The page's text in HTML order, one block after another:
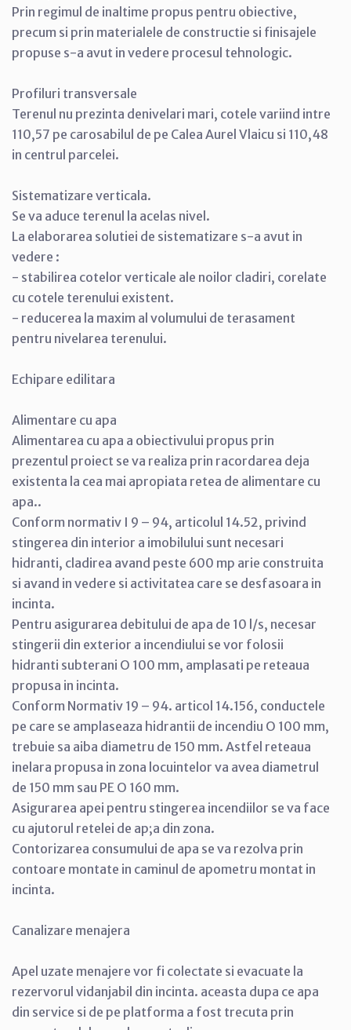
Prin regimul de inaltime propus pentru obiective,
precum si prin materialele de constructie si finisajele
propuse s-a avut in vedere procesul tehnologic.
Profiluri transversale
Terenul nu prezinta denivelari mari, cotele variind intre
110,57 pe carosabilul de pe Calea Aurel Vlaicu si 110,48
in centrul parcelei.
Sistematizare verticala.
Se va aduce terenul la acelas nivel.
La elaborarea solutiei de sistematizare s-a avut in
vedere :
- stabilirea cotelor verticale ale noilor cladiri, corelate
cu cotele terenului existent.
- reducerea la maxim al volumului de terasament
pentru nivelarea terenului.
Echipare edilitara
Alimentare cu apa
Alimentarea cu apa a obiectivului propus prin
prezentul proiect se va realiza prin racordarea deja
existenta la cea mai apropiata retea de alimentare cu
apa..
Conform normativ I 9 – 94, articolul 14.52, privind
stingerea din interior a imobilului sunt necesari
hidranti, cladirea avand peste 600 mp arie construita
si avand in vedere si activitatea care se desfasoara in
incinta.
Pentru asigurarea debitului de apa de 10 l/s, necesar
stingerii din exterior a incendiului se vor folosii
hidranti subterani O 100 mm, amplasati pe reteaua
propusa in incinta.
Conform Normativ 19 – 94. articol 14.156, conductele
pe care se amplaseaza hidrantii de incendiu O 100 mm,
trebuie sa aiba diametru de 150 mm. Astfel reteaua
inelara propusa in zona locuintelor va avea diametrul
de 150 mm sau PE O 160 mm.
Asigurarea apei pentru stingerea incendiilor se va face
cu ajutorul retelei de ap;a din zona.
Contorizarea consumului de apa se va rezolva prin
contoare montate in caminul de apometru montat in
incinta.
Canalizare menajera
Apel uzate menajere vor fi colectate si evacuate la
rezervorul vidanjabil din incinta. aceasta dupa ce apa
din service si de pe platforma a fost trecuta prin